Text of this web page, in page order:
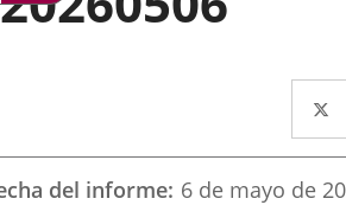
a
del informe 6 de mayo de